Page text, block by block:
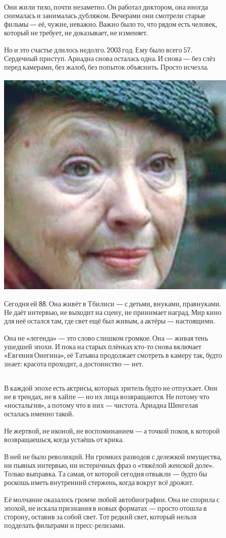
Они жили тихо, почти незаметно. Он работал диктором, она иногда
снималась и занималась дубляжом. Вечерами они смотрели старые
фильмы — её, чужие, неважно. Важно было то, что рядом есть человек,
который не требует, не доказывает, не изменяет.
Но и это счастье длилось недолго. 2003 год. Ему было всего 57.
Сердечный приступ. Ариадна снова осталась одна. И снова — без слёз
перед камерами, без жалоб, без попыток объяснить. Просто исчезла.
Сегодня ей 88. Она живёт в Тбилиси — с детьми, внуками, правнуками.
Не даёт интервью, не выходит на сцену, не принимает наград. Мир кино
для неё остался там, где свет ещё был живым, а актёры — настоящими.
Она не «легенда» — это слово слишком громкое. Она — живая тень
ушедшей эпохи. И пока на старых плёнках кто-то снова включает
«Евгения Онегина», её Татьяна продолжает смотреть в камеру так, будто
знает: красота проходит, а достоинство — нет.
В каждой эпохе есть актрисы, которых зритель будто не отпускает. Они
не в трендах, не в хайпе — но их лица возвращаются. Не потому что
«ностальгия», а потому что в них — чистота. Ариадна Шенгелая
осталась именно такой.
Не жертвой, не иконой, не воспоминанием — а точкой покоя, к которой
возвращаешься, когда устаёшь от крика.
В ней не было революций. Ни громких разводов с дележкой имущества,
ни пьяных интервью, ни истеричных фраз о «тяжёлой женской доле».
Только выправка. Та самая, от которой сегодня отвыкли — будто бы
роскошь иметь внутренний стержень, когда вокруг всё дрожит.
Её молчание оказалось громче любой автобиографии. Она не спорила с
эпохой, не искала признания в новых форматах — просто отошла в
сторону, оставив за собой свет. Тот редкий свет, который нельзя
подделать фильтрами и пресс-релизами.